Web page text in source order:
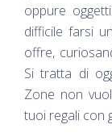
oppure
difficile farsi
offre,
Si tratta di
Zone non
tuoi regali con